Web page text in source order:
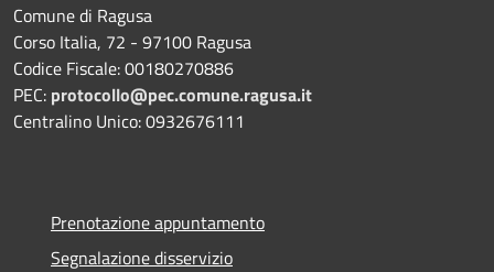
Comune di Ragusa
Corso Italia, 72 - 97100 Ragusa
Codice Fiscale: 00180270886
PEC: protocollo@pec.comune.ragusa.it
Centralino Unico: 0932676111
Prenotazione appuntamento
Segnalazione disservizio